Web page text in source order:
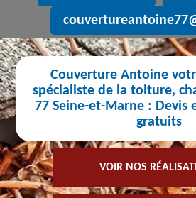
Couverture Antoine
spécialiste de la toiture,
77 Seine-et-Marne : Devis
gratuits
VOIR NOS